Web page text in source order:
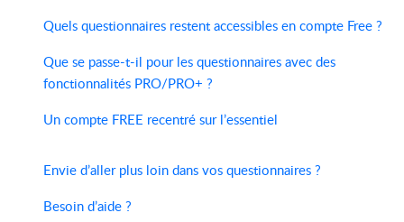
Quels questionnaires restent accessibles en compte Free ?
Que se passe-t-il pour les questionnaires avec des
fonctionnalités PRO/PRO+ ?
Un compte FREE recentré sur l’essentiel
Envie d’aller plus loin dans vos questionnaires ?
Besoin d’aide ?